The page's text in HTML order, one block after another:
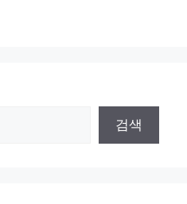
검색